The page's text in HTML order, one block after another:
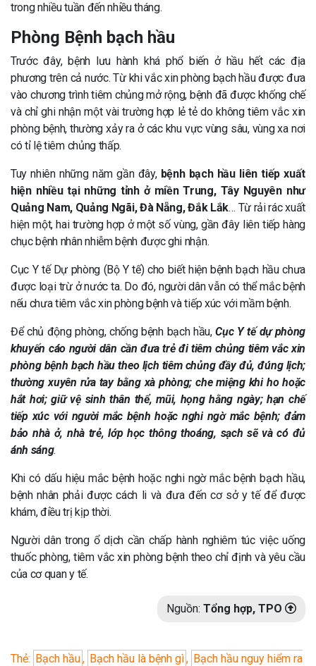
trong nhiều tuần đến nhiều tháng.
Phòng Bệnh bạch hầu
Trước đây, bệnh lưu hành khá phổ biến ở hầu hết các địa
phương trên cả nước. Từ khi vắc xin phòng bạch hầu được đưa
vào chương trình tiêm chủng mở rộng, bệnh đã được khống chế
và chỉ ghi nhận một vài trường hợp lẻ tẻ do không tiêm vắc xin
phòng bệnh, thường xảy ra ở các khu vực vùng sâu, vùng xa nơi
có tỉ lệ tiêm chủng thấp.
Tuy nhiên những năm gần đây, bệnh bạch hầu liên tiếp xuất
hiện nhiều tại những tỉnh ở miền Trung, Tây Nguyên như
Quảng Nam, Quảng Ngãi, Đà Nẵng, Đắk Lắk… Từ rải rác xuất
hiện một, hai trường hợp ở một số vùng, gần đây liên tiếp hàng
chục bệnh nhân nhiễm bệnh được ghi nhận.
Cục Y tế Dự phòng (Bộ Y tế) cho biết hiện bệnh bạch hầu chưa
được loại trừ ở nước ta. Do đó, người dân vẫn có thể mắc bệnh
nếu chưa tiêm vắc xin phòng bệnh và tiếp xúc với mầm bệnh.
Để chủ động phòng, chống bệnh bạch hầu,Cục Y tế dự phòng
khuyến cáo người dân cần đưa trẻ đi tiêm chủng tiêm vắc xin
phòng bệnh bạch hầu theo lịch tiêm chủng đầy đủ, đúng lịch;
thường xuyên rửa tay bằng xà phòng; che miệng khi ho hoặc
hắt hơi; giữ vệ sinh thân thể, mũi, họng hằng ngày; hạn chế
tiếp xúc với người mắc bệnh hoặc nghi ngờ mắc bệnh; đảm
bảo nhà ở, nhà trẻ, lớp học thông thoáng, sạch sẽ và có đủ
ánh sáng.
Khi có dấu hiệu mắc bệnh hoặc nghi ngờ mắc bệnh bạch hầu,
bệnh nhân phải được cách li và đưa đến cơ sở y tế để được
khám, điều trị kịp thời.
Người dân trong ổ dịch cần chấp hành nghiêm túc việc uống
thuốc phòng, tiêm vắc xin phòng bệnh theo chỉ định và yêu cầu
của cơ quan y tế.
Nguồn: Tổng hợp, TPO
Thẻ: Bạch hầu, Bạch hầu là bệnh gì, Bạch hầu nguy hiểm ra